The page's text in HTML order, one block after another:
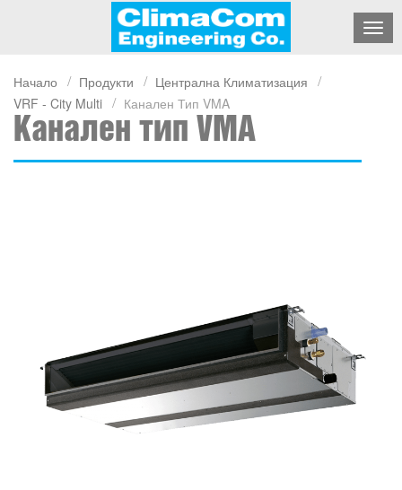
Начало Продукти
Централна Климатизация
VRF - City Multi
Канален Тип VMA
Канален тип VMA